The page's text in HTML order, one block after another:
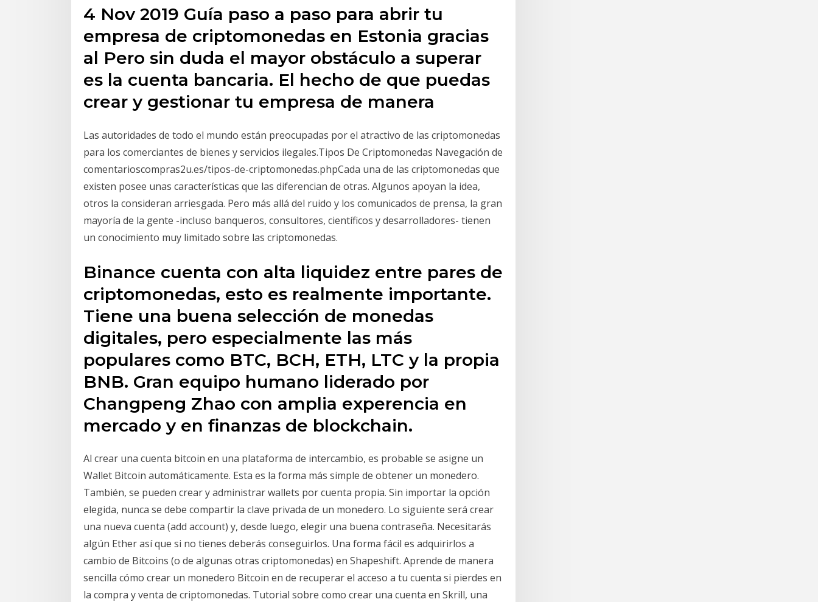
4 Nov 2019 Guía paso a paso para abrir tu
empresa de criptomonedas en Estonia gracias
al Pero sin duda el mayor obstáculo a superar
es la cuenta bancaria. El hecho de que puedas
crear y gestionar tu empresa de manera
Las autoridades de todo el mundo están preocupadas por el atractivo de las criptomonedas
para los comerciantes de bienes y servicios ilegales.Tipos De Criptomonedas Navegación de
comentarioscompras2u.es/tipos-de-criptomonedas.phpCada una de las criptomonedas que
existen posee unas características que las diferencian de otras. Algunos apoyan la idea,
otros la consideran arriesgada. Pero más allá del ruido y los comunicados de prensa, la gran
mayoría de la gente -incluso banqueros, consultores, científicos y desarrolladores- tienen
un conocimiento muy limitado sobre las criptomonedas.
Binance cuenta con alta liquidez entre pares de
criptomonedas, esto es realmente importante.
Tiene una buena selección de monedas
digitales, pero especialmente las más
populares como BTC, BCH, ETH, LTC y la propia
BNB. Gran equipo humano liderado por
Changpeng Zhao con amplia experencia en
mercado y en finanzas de blockchain.
Al crear una cuenta bitcoin en una plataforma de intercambio, es probable se asigne un
Wallet Bitcoin automáticamente. Esta es la forma más simple de obtener un monedero.
También, se pueden crear y administrar wallets por cuenta propia. Sin importar la opción
elegida, nunca se debe compartir la clave privada de un monedero. Lo siguiente será crear
una nueva cuenta (add account) y, desde luego, elegir una buena contraseña. Necesitarás
algún Ether así que si no tienes deberás conseguirlos. Una forma fácil es adquirirlos a
cambio de Bitcoins (o de algunas otras criptomonedas) en Shapeshift. Aprende de manera
sencilla cómo crear un monedero Bitcoin en de recuperar el acceso a tu cuenta si pierdes en
la compra y venta de criptomonedas. Tutorial sobre como crear una cuenta en Skrill, una